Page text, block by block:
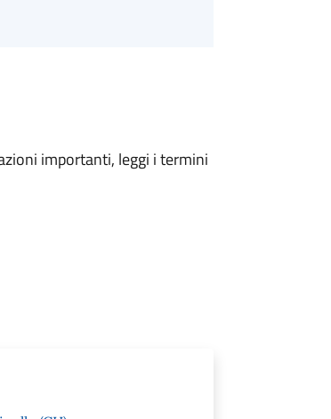
importanti, leggi i termini